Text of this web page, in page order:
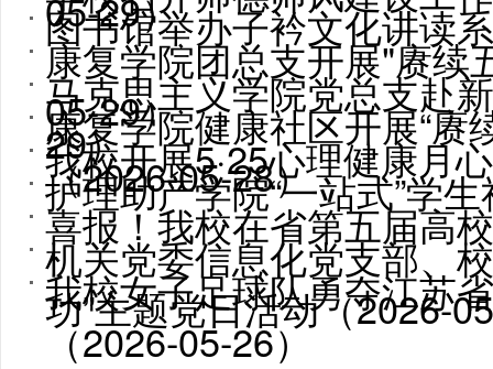
图书馆举办子衿文化讲读
康复学院团总支开展"赓续
05-29）
马克思主义学院党总支赴
29）
康复学院健康社区开展“
（2026-05-28）
我校开展5·25心理健康月
护理助产学院“一站式”学
喜报！我校在省第五届高
机关党委信息化党支部、
功”主题党日活动（2026-
我校女子足球队勇夺江苏
（2026-05-26）